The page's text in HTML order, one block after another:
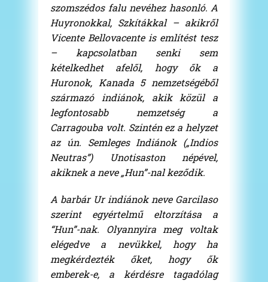
szomszédos falu nevéhez hasonló. A
Huyronokkal, Szkítákkal – akikről
Vicente Bellovacente is említést tesz
– kapcsolatban senki sem
kételkedhet afelől, hogy ők a
Huronok, Kanada 5 nemzetségéből
származó indiánok, akik közül a
legfontosabb nemzetség a
Carragouba volt. Szintén ez a helyzet
az ún. Semleges Indiánok („Indios
Neutras”) Unotisaston népével,
akiknek a neve „Hun”-nal keződik.
A barbár Ur indiánok neve Garcilaso
szerint egyértelmű eltorzítása a
“Hun”-nak. Olyannyira meg voltak
elégedve a nevükkel, hogy ha
megkérdezték őket, hogy ők
emberek-e, a kérdésre tagadólag